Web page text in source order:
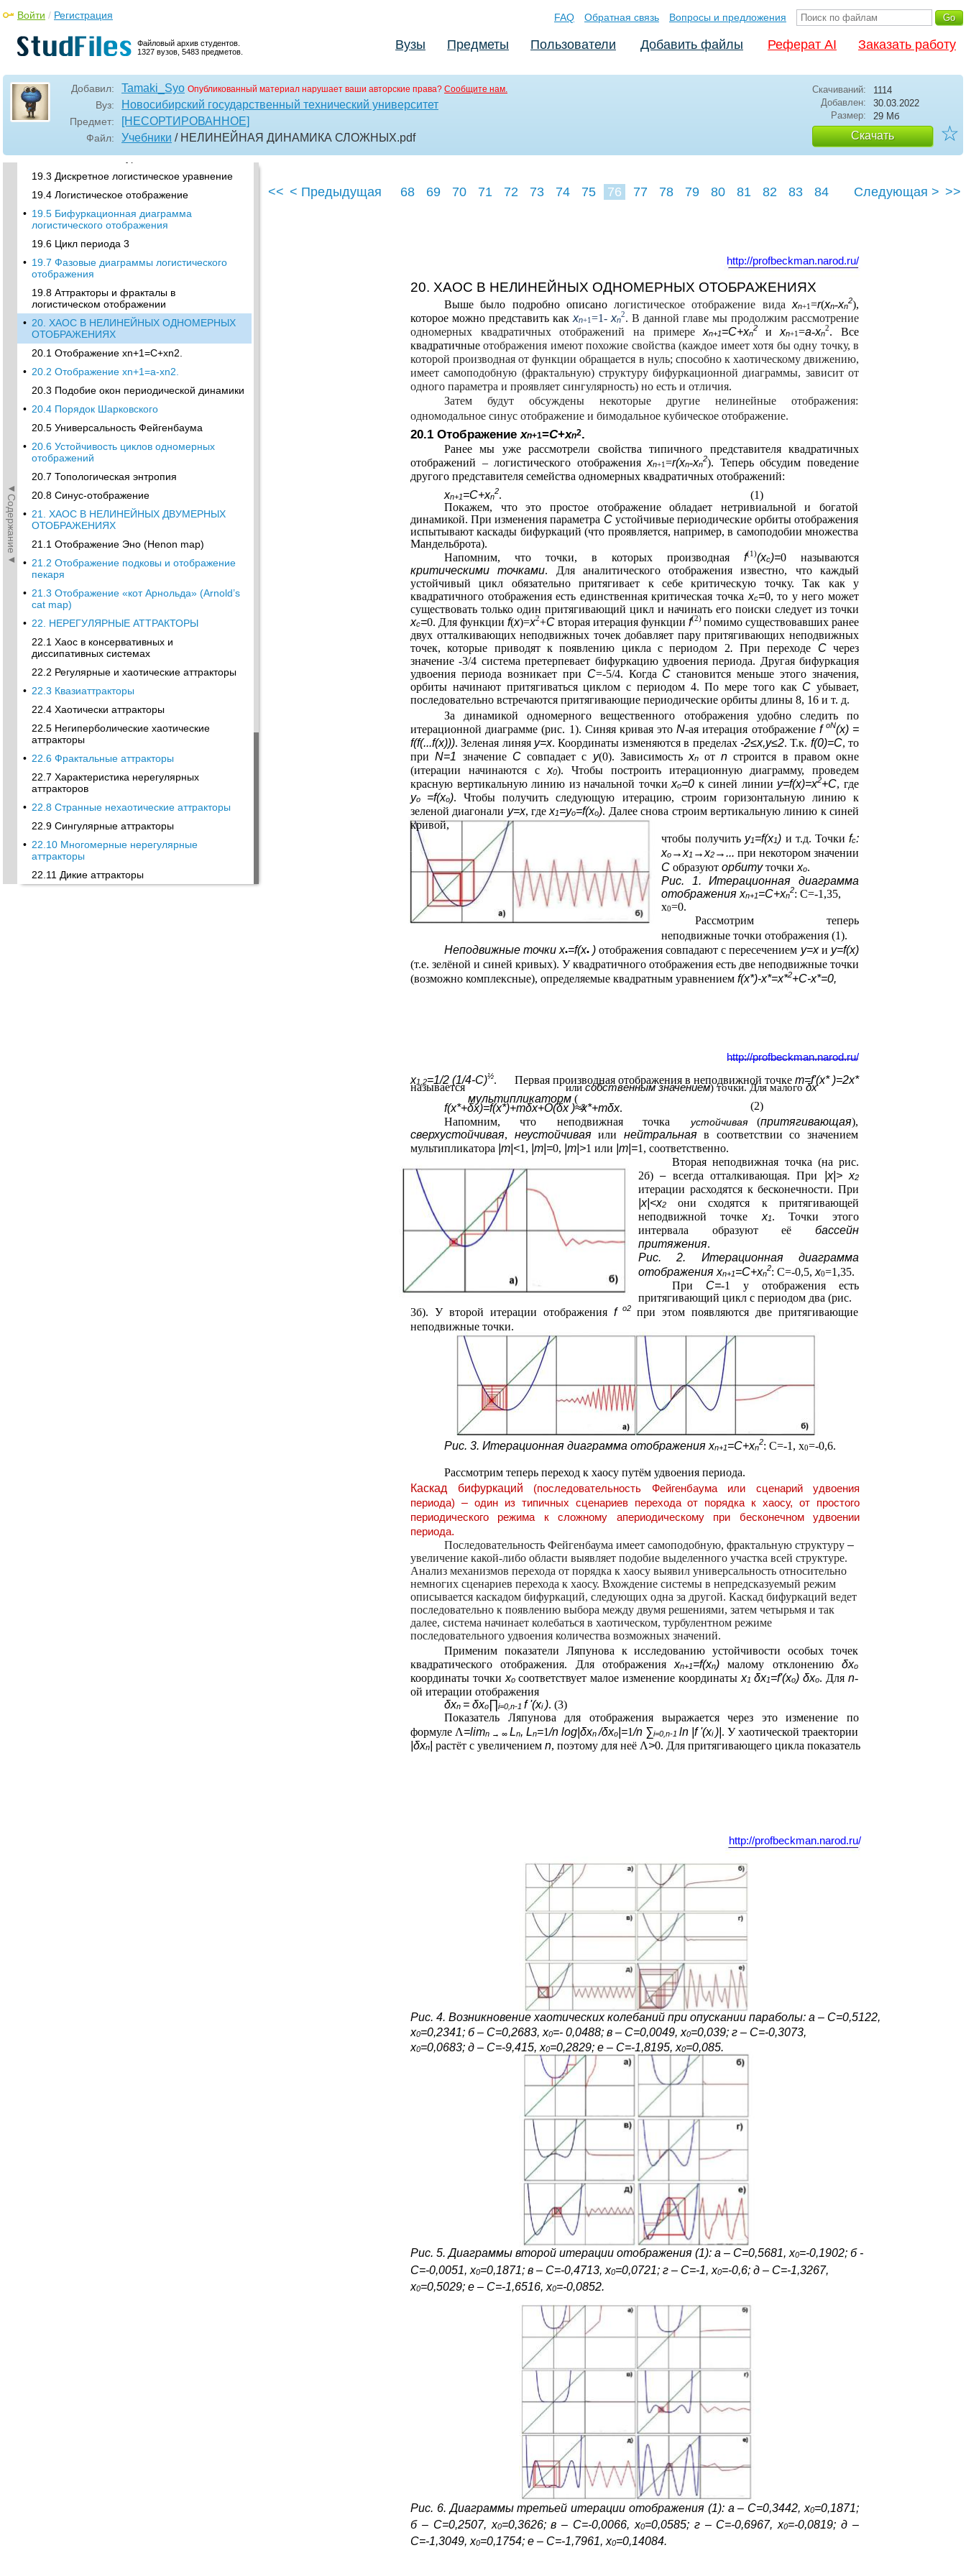
Файловый архив студентов.
1327 вузов, 5483 предметов.
Войти / Регистрация FAQ Обратная связь Вопросы и предложения
Вузы Предметы Пользователи Добавить файлы Реферат AI Заказать работу
Добавил: Tamaki_Syo Опубликованный материал нарушает ваши авторские права? Сообщите нам.
Вуз: Новосибирский государственный технический университет
Предмет: [НЕСОРТИРОВАННОЕ]
Файл: Учебники / НЕЛИНЕЙНАЯ ДИНАМИКА СЛОЖНЫХ.pdf
Скачиваний:
1114
Добавлен:
30.03.2022
Размер:
29 Мб
Скачать ☆
◄Содержание◄
• 18.4 Треугольное отображение
18.5 Отображение «тент»
•
18.6 Канторов репеллер
18.7 Детерминированная диффузия
• 19. ХАОС В ЛОГИСТИЧЕСКОМ
ОТОБРАЖЕНИИ
19.1 Переход к хаосу через удвоение
19.2 Логистическое уравнение
19.3 Дискретное логистическое уравнение
19.4 Логистическое отображение
• 19.5 Бифуркационная диаграмма
логистического отображения
19.6 Цикл периода 3
• 19.7 Фазовые диаграммы логистического
отображения
19.8 Аттракторы и фракталы в
логистическом отображении
• 20. ХАОС В НЕЛИНЕЙНЫХ ОДНОМЕРНЫХ
ОТОБРАЖЕНИЯХ
20.1 Отображение xn+1=С+xn2.
• 20.2 Отображение xn+1=а-xn2.
20.3 Подобие окон периодической динамики
• 20.4 Порядок Шарковского
20.5 Универсальность Фейгенбаума
• 20.6 Устойчивость циклов одномерных
отображений
20.7 Топологическая энтропия
20.8 Синус-отображение
• 21. ХАОС В НЕЛИНЕЙНЫХ ДВУМЕРНЫХ
ОТОБРАЖЕНИЯХ
21.1 Отображение Эно (Henon map)
• 21.2 Отображение подковы и отображение
пекаря
• 21.3 Отображение «кот Арнольда» (Arnold’s
cat map)
• 22. НЕРЕГУЛЯРНЫЕ АТТРАКТОРЫ
22.1 Хаос в консервативных и
диссипативных системах
22.2 Регулярные и хаотические аттракторы
• 22.3 Квазиаттракторы
22.4 Хаотически аттракторы
22.5 Негиперболические хаотические
аттракторы
• 22.6 Фрактальные аттракторы
22.7 Характеристика нерегулярных
аттракторов
• 22.8 Странные нехаотические аттракторы
22.9 Сингулярные аттракторы
• 22.10 Многомерные нерегулярные
аттракторы
22.11 Дикие аттракторы
<< < Предыдущая 68 69 70 71 72 73 74 75 76 77 78 79 80 81 82 83
84
Следующая > >>
http://profbeckman.narod.ru/
20. ХАОС В НЕЛИНЕЙНЫХ ОДНОМЕРНЫХ ОТОБРАЖЕНИЯХ
Выше было подробно описано логистическое отображение видаxn+1=r(xn-xn
2),
которое можно представить как xn+1=1- xn
2. В данной главе мы продолжим рассмотрение
одномерных квадратичных отображений на примереxn+1=С+xn
2 иxn+1=a-xn
2. Все
квадратичныеотображения имеют похожие свойства (каждое имеет хотя бы одну точку, в
которой производная от функции обращается в нуль; способно к хаотическому движению,
имеет самоподобную (фрактальную) структуру бифуркационной диаграммы, зависит от
одного параметра и проявляет сингулярность) но есть и отличия.
Затем будут обсуждены некоторые другие нелинейные отображения:
одномодальное синус отображение и бимодальное кубическое отображение.
20.1 Отображениеxn+1=С+xn2.
Ранее мы уже рассмотрели свойства типичного представителя квадратичных
отображений – логистического отображенияxn+1=r(xn-xn
2). Теперь обсудим поведение
другого представителя семейства одномерных квадратичных отображений:
xn+1=С+xn
2.
(1)
Покажем, что это простое отображение обладает нетривиальной и богатой
динамикой. При изменения параметра C устойчивые периодические орбиты отображения
испытывают каскады бифуркаций (что проявляется, например, в самоподобии множества
Мандельброта).
Напомним, что точки, в которых производная f(1)(xc)=0 называются
критическими точками. Для аналитического отображения известно, что каждый
устойчивый цикл обязательно притягивает к себе критическую точку. Так как у
квадратичного отображения есть единственная критическая точка xc=0, то у него может
существовать только один притягивающий цикл и начинать его поиски следует из точки
xc=0. Для функции f(x)=x2+С вторая итерация функции f(2) помимо существовавших ранее
двух отталкивающих неподвижных точек добавляет пару притягивающих неподвижных
точек, которые приводят к появлению цикла с периодом 2.При переходе Счерез
значение -3/4 система претерпевает бифуркацию удвоения периода. Другая бифуркация
удвоения периода возникает при С=-5/4. Когда Сстановится меньше этого значения,
орбиты начинают притягиваться циклом с периодом 4. По мере того как С убывает,
последовательно встречаются притягивающие периодические орбиты длины 8, 16 и т. д.
За динамикой одномерного вещественного отображения удобно следить по
итерационной диаграмме (рис. 1). Синяя кривая этоN-ая итерация отображение f oN(x) =
f(f(...f(x))). Зеленая линяя y=x. Координаты изменяются в пределах -2≤x,y≤2. Т.к. f(0)=C, то
приN=1 значение Cсовпадает с y(0). Зависимостьxn от nстроится в правом окне
(итерации начинаются сx0). Чтобы построить итерационную диаграмму, проведем
красную вертикальную линию из начальной точкиxo=0 к синей линии y=f(x)=x2+С, где
yo =f(xo). Чтобы получить следующую итерацию, строим горизонтальную линию к
зеленой диагонали y=x, гдеx1=yo=f(xo). Далее снова строим вертикальную линию к синей
кривой,
чтобы получить y1=f(x1) и т.д. Точкиfc:
xo →x1 →x2 →... при некотором значении
С образуют орбитуточки xo.
Рис. 1. Итерационная диаграмма
отображения xn+1=С+xn
2: С=-1,35,
х0=0.
Рассмотрим теперь
неподвижные точки отображения (1).
Неподвижные точки x•=f(x• ) отображения совпадают с пересечением y=xи y=f(x)
(т.е. зелёной и синей кривых). У квадратичного отображения есть две неподвижные точки
(возможно комплексные), определяемые квадратным уравнением f(x*)-x*=x*2+С-x*=0,
http://profbeckman.narod.ru/
x1,2=1/2 (1/4-С)½. Первая производная отображения в неподвижной точке m=f'(x* )=2x*
называется илисобственным значением) точки. Для малогоδx
мультипликаторм (
2 (2)
f(x*+δx)=f(x*)+mδx+O(δx )≈x*+mδx.
Напомним,
что неподвижная точка устойчивая (притягивающая),
сверхустойчивая, неустойчиваяили нейтральнаяв соответствии со значением
мультипликатора |m|<1, |m|=0, |m|>1 или |m|=1, соответственно.
Вторая неподвижная точка (на рис.
2б)– всегда отталкивающая. При |x|> x2
итерации расходятся к бесконечности. При
|x|<x2 они сходятся к притягивающей
неподвижной точке x1. Точки этого
интервала образуют её бассейн
притяжения.
Рис. 2. Итерационная диаграмма
отображения xn+1=С+xn
2: С=-0,5, х0=1,35.
При C=-1 у отображения есть
притягивающий цикл с периодом два (рис.
3б). У второй итерации отображения fo2 при этом появляются две притягивающие
неподвижные точки.
Рис. 3. Итерационная диаграмма отображения xn+1=С+xn
2: С=-1, х0=-0,6.
Рассмотрим теперь переход к хаосу путём удвоения периода.
Каскад бифуркаций (последовательность Фейгенбаума или сценарий удвоения
периода) – один из типичных сценариев перехода от порядка к хаосу, от простого
периодического режима к сложному апериодическому при бесконечном удвоении
периода.
Последовательность Фейгенбаума имеет самоподобную, фрактальную структуру –
увеличение какой-либо области выявляет подобие выделенного участка всей структуре.
Анализ механизмов перехода от порядка к хаосу выявил универсальность относительно
немногих сценариев перехода к хаосу. Вхождение системы в непредсказуемый режим
описывается каскадом бифуркаций, следующих одна за другой. Каскад бифуркаций ведет
последовательно к появлению выбора между двумя решениями, затем четырьмя и так
далее, система начинает колебаться в хаотическом, турбулентном режиме
последовательного удвоения количества возможных значений.
Применим показатели Ляпунова к исследованию устойчивости особых точек
квадратического отображения. Для отображенияxn+1=f(xn)малому отклонениюδxo
координаты точки xo соответствует малое изменение координаты x1 δx1=f'(xo) δxo. Для n-
ой итерации отображения
δxn = δxo ∏ i=0,n-1 f '(xi ). (3)
Показатель Ляпунова для отображения выражается через это изменение по
формуле Λ=limn → ∞ Ln, Ln=1/n log|δxn/δxo |=1/n ∑i=0,n-1 ln |f '(xi )| . У хаотической траектории
|δxn растёт с увеличением n, поэтому для неё Λ>0. Для притягивающего цикла показатель
http://profbeckman.narod.ru/
Рис. 4. Возникновение хаотических колебаний при опускании параболы: а – С=0,5122,
х0=0,2341; б – С=0,2683, х0=- 0,0488; в – С=0,0049, х0=0,039; г – С=-0,3073,
х0=0,0683; д – С=-9,415, х0=0,2829; е – С=-1,8195, х0=0,085.
Рис. 5. Диаграммы второй итерации отображения (1): а – С=0,5681, х0=-0,1902; б -
С=-0,0051, х0=0,1871; в – С=-0,4713, х0=0,0721; г – С=-1, х0=-0,6; д – С=-1,3267,
х0=0,5029; е – С=-1,6516, х0=-0,0852.
Рис. 6. Диаграммы третьей итерации отображения (1): а – С=0,3442, х0=0,1871;
б – С=0,2507, х0=0,3626; в – С=-0,0066, х0=0,0585; г – С=-0,6967, х0=-0,0819; д –
С=-1,3049, х0=0,1754; е – С=-1,7961, х0=0,14084.